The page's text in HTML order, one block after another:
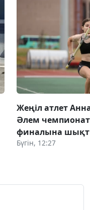
Жеңіл атлет
Әлем
финалына
Бүгін, 12:27